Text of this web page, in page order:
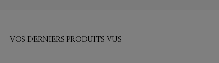
VOS DERNIERS PRODUITS VUS